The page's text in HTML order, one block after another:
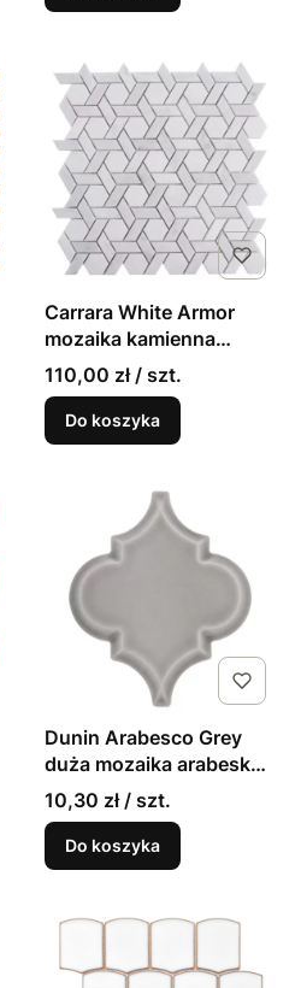
Carrara White Armor
mozaika kamienna
marmurowa plecionka
30x29
110,00 zł / szt.
Do koszyka
Dunin Arabesco Grey
duża mozaika arabeska
szarawa 13,1x15,8cm
10,30 zł / szt.
Do koszyka